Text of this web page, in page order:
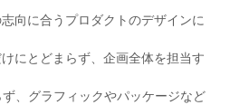
向に合うプロダクトのデザインに
にとどまらず、企画全体を担当す
、グラフィックやパッケージなど